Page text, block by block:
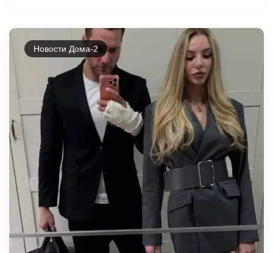
Новости Дома-2